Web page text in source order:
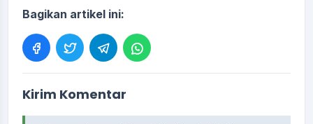
Bagikan artikel ini:
Kirim Komentar